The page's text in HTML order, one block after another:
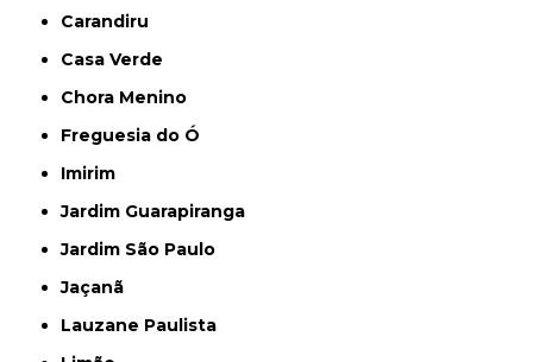
Carandiru
Casa Verde
Chora Menino
Freguesia do Ó
Imirim
Jardim Guarapiranga
Jardim São Paulo
Jaçanã
Lauzane Paulista